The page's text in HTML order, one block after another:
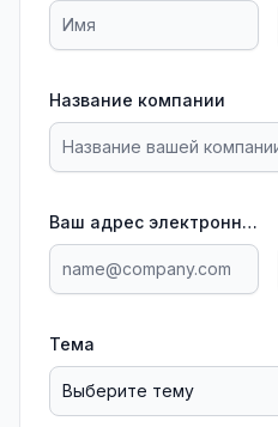
Название компании
Ваш адрес электронной почты
Тема